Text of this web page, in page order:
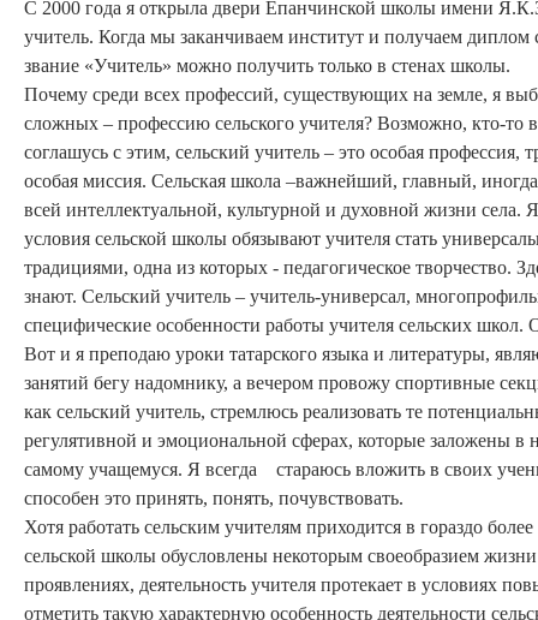
С 2000 года я открыла двери Епанчинской школы имени
учитель. Когда мы заканчиваем институт и получаем
звание «Учитель» можно получить только в стенах школы.
Почему среди всех профессий, существующих на земле, я
сложных – профессию сельского учителя? Возможно, кто-то
соглашусь с этим, сельский учитель – это особая
особая миссия. Сельская школа –важнейший, главный,
всей интеллектуальной, культурной и духовной жизни
условия сельской школы обязывают учителя стать
традициями, одна из которых - педагогическое творчество.
знают. Сельский учитель – учитель-универсал,
специфические особенности работы учителя сельских школ.
Вот и я преподаю уроки татарского языка и литературы,
занятий бегу надомнику, а вечером провожу спортивные
как сельский учитель, стремлюсь реализовать те
регулятивной и эмоциональной сферах, которые заложены в
самому учащемуся. Я всегда стараюсь вложить в своих
способен это принять, понять, почувствовать.
Хотя работать сельским учителям приходится в гораздо
сельской школы обусловлены некоторым своеобразием
проявлениях, деятельность учителя протекает в условиях
отметить такую характерную особенность деятельности